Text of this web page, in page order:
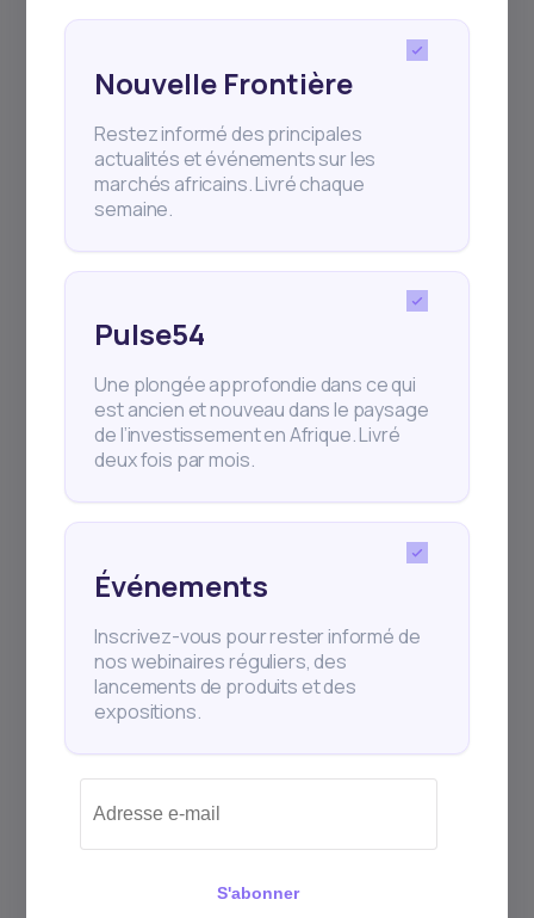
min Read MAY 5, 2026
depuis le ...
Comment Daba simplifie l’investissement en
Comment gagner de l’argent
En 2026, dans un contexte économique
Nouvelle Frontière
Restez informé des principales
actualités et événements sur les
marchés africains. Livré chaque
semaine.
Pulse54
Une plongée approfondie dans ce qui
est ancien et nouveau dans le paysage
de l’investissement en Afrique. Livré
deux fois par mois.
Événements
Inscrivez-vous pour rester informé de
nos webinaires réguliers, des
lancements de produits et des
expositions.
S'abonner